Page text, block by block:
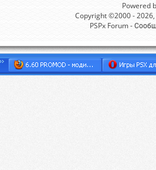
Powered
Copyright ©2000 -
PSPx Forum -